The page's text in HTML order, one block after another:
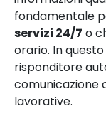
fondamentale
servizi 24/7 o
orario. In questo
risponditore
comunicazione
lavorative.